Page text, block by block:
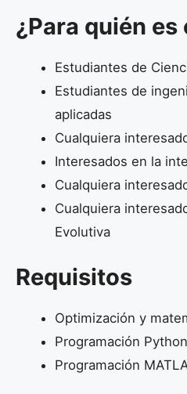
¿Para quién
Estudiantes de
Estudiantes de
aplicadas
Cualquiera
Interesados en la
Cualquiera
Cualquiera
Evolutiva
Requisitos
Optimización y
Programación Python
Programación